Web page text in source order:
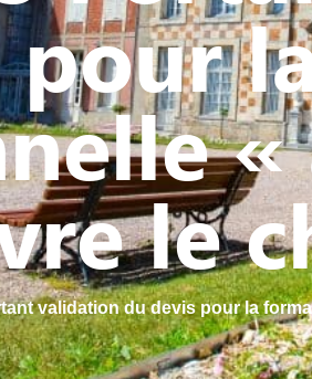
pour
le
validation du devis pour la